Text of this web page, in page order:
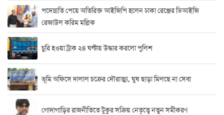
পদোন্নতি পেয়ে অতিরিক্ত আইজিপি হলেন ঢাকা রেঞ্জের ডিআইজি
রেজাউল করিম মল্লিক
চুরি হওয়া ট্রাক ২৪ ঘণ্টায় উদ্ধার করলো পুলিশ
ভূমি অফিসে দালাল চক্রের দৌরাত্ম্য, ঘুষ ছাড়া মিলছে না সেবা
গোদাগাড়ির রাজনীতিতে টুকুর সক্রিয় নেতৃত্বে নতুন সমীকরণ